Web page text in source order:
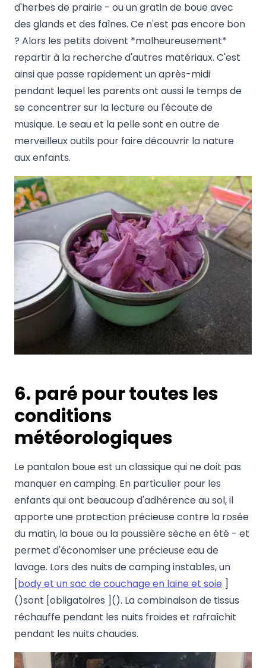
d'herbes de prairie - ou un gratin de boue avec
des glands et des faînes. Ce n'est pas encore bon
? Alors les petits doivent *malheureusement*
repartir à la recherche d'autres matériaux. C'est
ainsi que passe rapidement un après-midi
pendant lequel les parents ont aussi le temps de
se concentrer sur la lecture ou l'écoute de
musique. Le seau et la pelle sont en outre de
merveilleux outils pour faire découvrir la nature
aux enfants.
6. paré pour toutes les
conditions
météorologiques
Le pantalon boue est un classique qui ne doit pas
manquer en camping. En particulier pour les
enfants qui ont beaucoup d'adhérence au sol, il
apporte une protection précieuse contre la rosée
du matin, la boue ou la poussière sèche en été - et
permet d'économiser une précieuse eau de
lavage. Lors des nuits de camping instables, un
[body et un sac de couchage en laine et soie ]
()sont [obligatoires ](). La combinaison de tissus
réchauffe pendant les nuits froides et rafraîchit
pendant les nuits chaudes.